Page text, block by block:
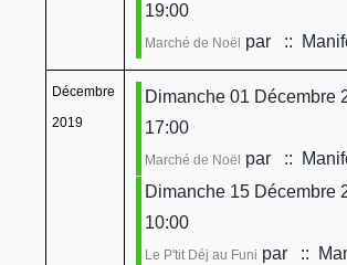
19:00
Marché de Noël par ::
Décembre
2019
Dimanche 01 Décembre
17:00
Marché de Noël par
::
Dimanche 15 Décembre
10:00
Le P'tit Déj au Funi par
::